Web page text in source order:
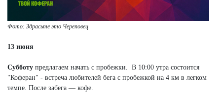
Фото: Здрасьте это Череповец
13 июня
Субботу предлагаем начать с пробежки. В 10:00 утра состоится
"Коферан" - встреча любителей бега с пробежкой на 4 км в легком
темпе. После забега — кофе.